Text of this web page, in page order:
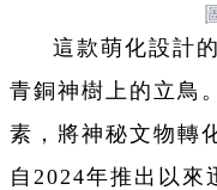
這款萌化設計
青銅神樹上的立鳥
素，將神秘文物轉
自2024年推出以來